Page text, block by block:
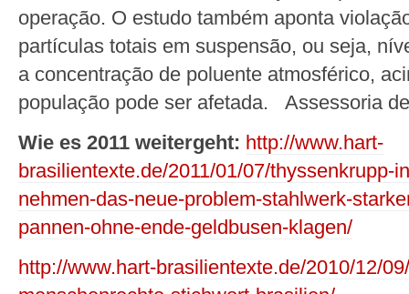
operação. O estudo também aponta
partículas totais em suspensão, ou seja,
a concentração de poluente atmosférico,
população pode ser afetada. Assessoria
Wie es 2011 weitergeht: http://www.hart-
brasilientexte.de/2011/01/07/thyssenkrupp-
nehmen-das-neue-problem-stahlwerk-
pannen-ohne-ende-geldbusen-klagen/
http://www.hart-brasilientexte.de/2010/12/